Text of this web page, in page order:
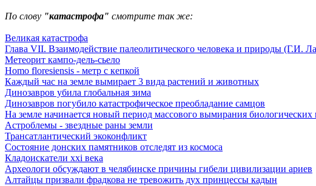
По слову "катастрофа" смотрите так же:
Великая катастрофа
Глава VII. Взаимодействие палеолитического человека и природы (Г.И.
Метеорит кампо-дель-сьело
Homo floresiensis - метр с кепкой
Каждый час на земле вымирает 3 вида растений и животных
Динозавров убила глобальная зима
Динозавров погубило катастрофическое преобладание самцов
На земле начинается новый период массового вымирания биологических
Астроблемы - звездные раны земли
Трансатлантический экоконфликт
Состояние донских памятников отследят из космоса
Кладоискатели xxi века
Археологи обсуждают в челябинске причины гибели цивилизации ариев
Алтайцы призвали фрадкова не тревожить дух принцессы кадын